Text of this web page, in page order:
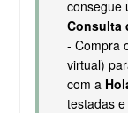
consegue
Consulta
- Compra
virtual)
com a
testadas